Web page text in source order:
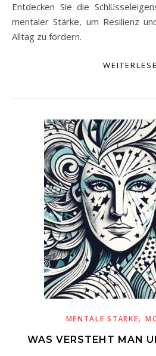
Entdecken Sie die Schlüsseleigenschaften und Merkmale
mentaler Stärke, um Resilienz
Alltag zu fördern.
MENTALE STÄRKE,
WAS VERSTEHT MAN